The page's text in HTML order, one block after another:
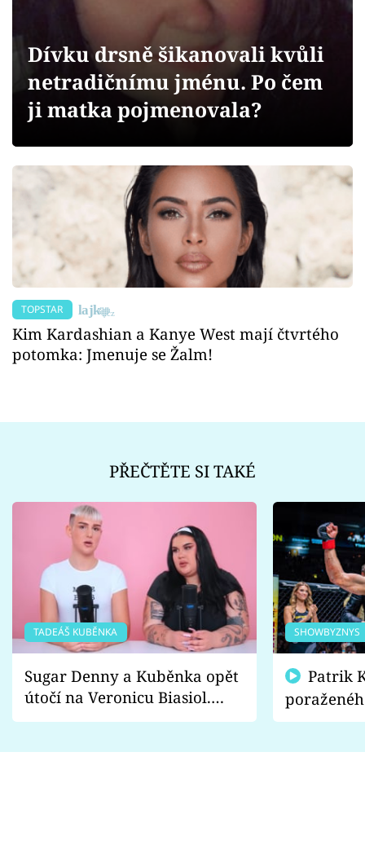
Videa
Sledujte prima+
Sledujte nás
Dívku drsně šikanovali kvůli
netradičnímu jménu. Po čem
ji matka pojmenovala?
TOPSTAR
Kim Kardashian a Kanye West mají čtvrtého
potomka: Jmenuje se Žalm!
PŘEČTĚTE SI TAKÉ
TADEÁŠ KUBĚNKA
Sugar Denny a Kuběnka opět
útočí na Veronicu Biasiol.
Proč je podle nich falešná a
SHOWBYZNYS
fanoušci